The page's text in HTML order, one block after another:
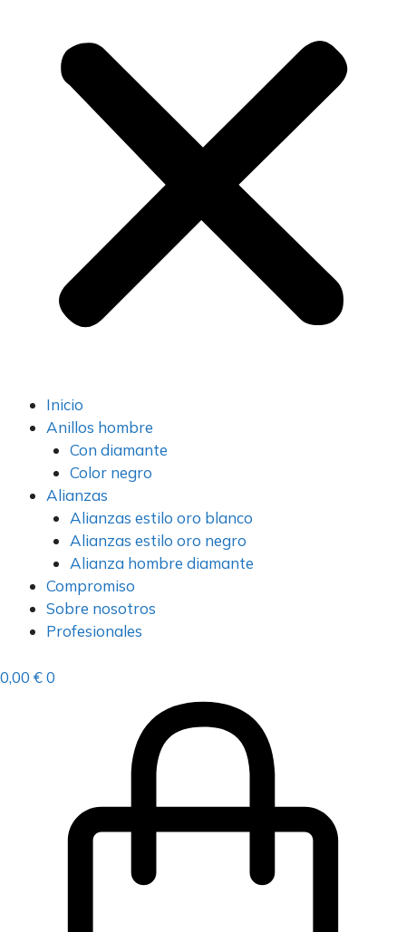
Inicio
Anillos hombre
Con diamante
Color negro
Alianzas
Alianzas estilo oro blanco
Alianzas estilo oro negro
Alianza hombre diamante
Compromiso
Sobre nosotros
Profesionales
0,00 €0